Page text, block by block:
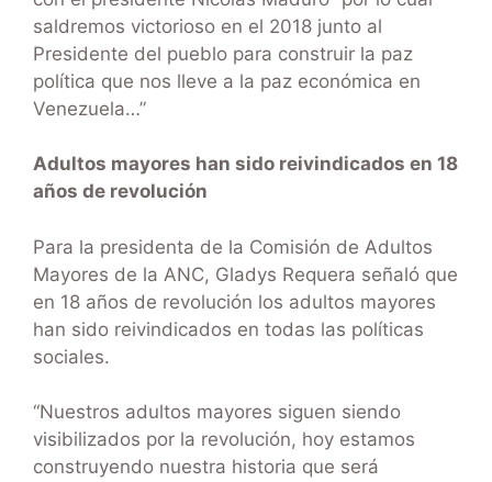
saldremos victorioso en el 2018 junto al
Presidente del pueblo para construir la paz
política que nos lleve a la paz económica en
Venezuela…”
Adultos mayores han sido reivindicados en 18
años de revolución
Para la presidenta de la Comisión de Adultos
Mayores de la ANC, Gladys Requera señaló que
en 18 años de revolución los adultos mayores
han sido reivindicados en todas las políticas
sociales.
“Nuestros adultos mayores siguen siendo
visibilizados por la revolución, hoy estamos
construyendo nuestra historia que será